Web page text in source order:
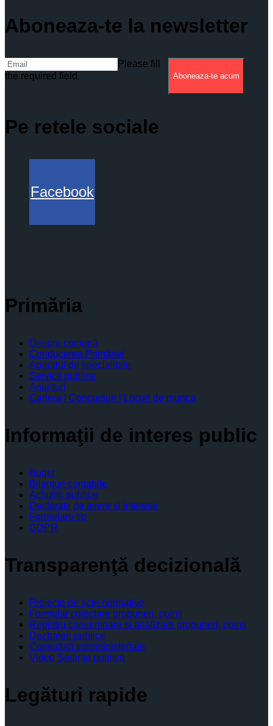
Aboneaza-te la newsletter
Please fill
the required field.
Aboneaza-te acum
Pe retele sociale
Facebook
Primăria
Despre comună
Conducerea Primăriei
Aparatul de specialitate
Servicii publice
Anunturi
Cariera | Concursuri | Locuri de munca
Informaţii de interes public
Buget
Bilanţuri contabile
Achiziţii publice
Declaratii de avere si interese
Formulare tip
GDPR
Transparenţă decizională
Proiecte de acte normative
Formular colectare propuneri, opinii
Registru consemnare si analizare propuneri, opinii
Dezbateri publice
Consultari interministeriale
Video Şedinţe publice
Legături rapide